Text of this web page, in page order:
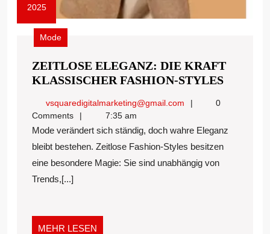
2025
November
Mode
ZEITLOSE ELEGANZ: DIE KRAFT
KLASSISCHER FASHION-STYLES
vsquaredigitalmarketing@gmail.com
0
Comments
7:35 am
Mode verändert sich ständig, doch wahre Eleganz
bleibt bestehen. Zeitlose Fashion-Styles besitzen
eine besondere Magie: Sie sind unabhängig von
Trends,[...]
MEHR LESEN